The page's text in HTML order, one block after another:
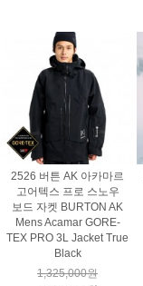
2526 버튼 AK 아카마르
고어텍스 프로 스노우
보드 자켓 BURTON AK
Mens Acamar GORE-
TEX PRO 3L Jacket True
Black
1,325,000원